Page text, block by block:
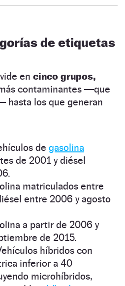
de etiquetas
en cinco grupos,
contaminantes —que
hasta los que generan
de gasolina
de 2001 y diésel
matriculados entre
entre 2006 y agosto
a partir de 2006 y
de 2015.
híbridos con
inferior a 40
microhíbridos,